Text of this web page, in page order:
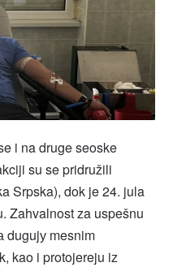
i na druge seoske
su se pridružili
Srpska), dok je 24. jula
Zahvalnost za uspešnu
dugujу mesnim
kao i protojereju iz